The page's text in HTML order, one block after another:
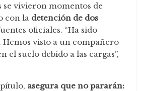
se vivieron momentos de
con la detención de dos
oficiales. “Ha sido
Hemos visto a un compañero
el suelo debido a las cargas”,
asegura que no pararán: